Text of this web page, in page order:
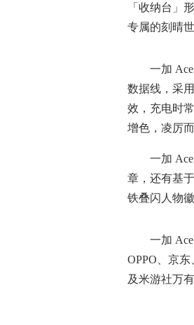
「收纳台」
专属的刻晴
一加 Ace 3
数据线，采
效，充电时
增色，凌厉
一加 Ace 3
章，还有基
铁叠闪人物
一加 Ace 3
OPPO、京
及米游社万